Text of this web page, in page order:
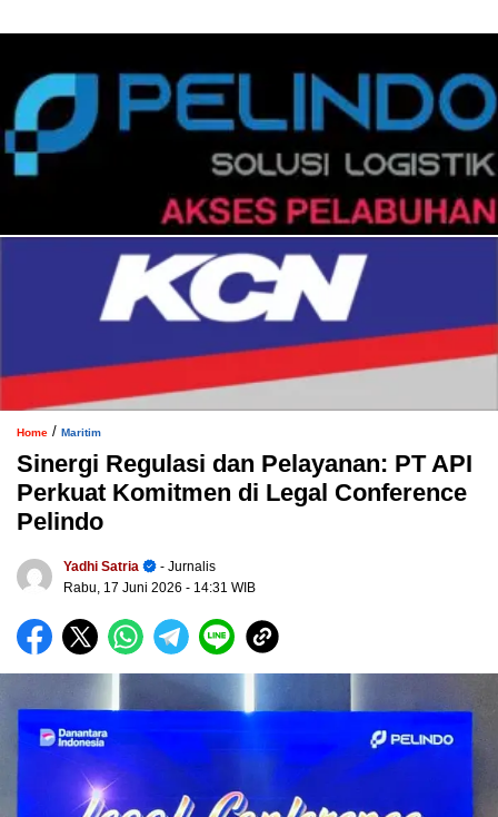
Home / Maritim
Sinergi Regulasi dan Pelayanan: PT API
Perkuat Komitmen di Legal Conference
Pelindo
Yadhi Satria
- Jurnalis
Rabu, 17 Juni 2026 - 14:31 WIB